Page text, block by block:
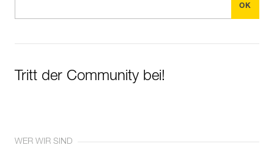
Tritt der Community bei!
WER WIR SIND